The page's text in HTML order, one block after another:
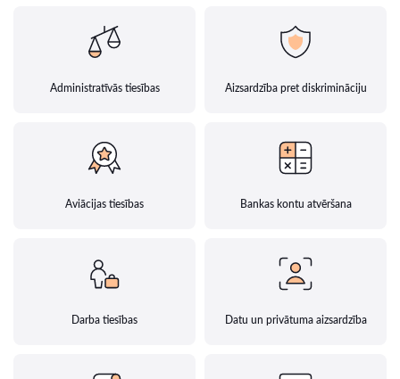
Administratīvās tiesības Aizsardzība pret diskrimināciju
Aviācijas tiesības Bankas kontu atvēršana
Darba tiesības Datu un privātuma aizsardzība